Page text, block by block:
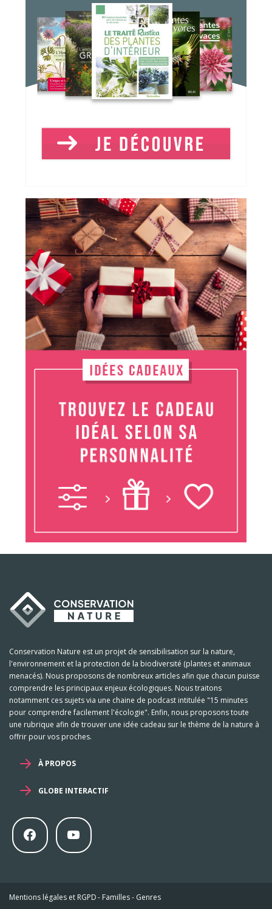
Conservation Nature est un projet de sensibilisation sur la nature,
l'environnement et la protection de la biodiversité (plantes et animaux
menacés). Nous proposons de nombreux articles afin que chacun puisse
comprendre les principaux enjeux écologiques. Nous traitons
notamment ces sujets via une chaine de podcast intitulée "15 minutes
pour comprendre facilement l'écologie". Enfin, nous proposons toute
une rubrique afin de trouver une idée cadeau sur le thème de la nature à
offrir pour vos proches.
À PROPOS
GLOBE INTERACTIF
Mentions légales et RGPD- Familles- Genres